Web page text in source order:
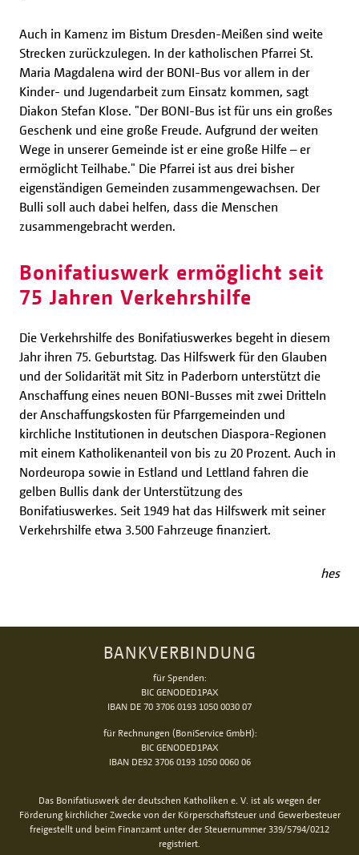
Auch in Kamenz im Bistum Dresden-Meißen sind weite
Strecken zurückzulegen. In der katholischen Pfarrei St.
Maria Magdalena wird der BONI-Bus vor allem in der
Kinder- und Jugendarbeit zum Einsatz kommen, sagt
Diakon Stefan Klose. "Der BONI-Bus ist für uns ein großes
Geschenk und eine große Freude. Aufgrund der weiten
Wege in unserer Gemeinde ist er eine große Hilfe – er
ermöglicht Teilhabe." Die Pfarrei ist aus drei bisher
eigenständigen Gemeinden zusammengewachsen. Der
Bulli soll auch dabei helfen, dass die Menschen
zusammengebracht werden.
Bonifatiuswerk ermöglicht seit
75 Jahren Verkehrshilfe
Die Verkehrshilfe des Bonifatiuswerkes begeht in diesem
Jahr ihren 75. Geburtstag. Das Hilfswerk für den Glauben
und der Solidarität mit Sitz in Paderborn unterstützt die
Anschaffung eines neuen BONI-Busses mit zwei Dritteln
der Anschaffungskosten für Pfarrgemeinden und
kirchliche Institutionen in deutschen Diaspora-Regionen
mit einem Katholikenanteil von bis zu 20 Prozent. Auch in
Nordeuropa sowie in Estland und Lettland fahren die
gelben Bullis dank der Unterstützung des
Bonifatiuswerkes. Seit 1949 hat das Hilfswerk mit seiner
Verkehrshilfe etwa 3.500 Fahrzeuge finanziert.
hes
BANKVERBINDUNG
für Spenden:
BIC GENODED1PAX
IBAN DE 70 3706 0193 1050 0030 07
für Rechnungen (BoniService GmbH):
BIC GENODED1PAX
IBAN DE92 3706 0193 1050 0060 06
Das Bonifatiuswerk der deutschen Katholiken e. V. ist als wegen der
Förderung kirchlicher Zwecke von der Körperschaftsteuer und Gewerbesteuer
freigestellt und beim Finanzamt unter der Steuernummer 339/5794/0212
registriert.